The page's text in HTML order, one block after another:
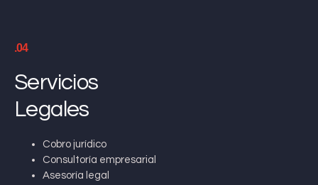
.04
Servicios
Legales
Cobro jurídico
Consultoría empresarial
Asesoría legal